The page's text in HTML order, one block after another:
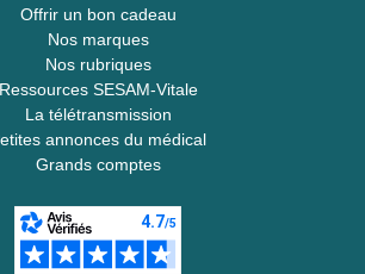
Offrir un bon cadeau
Nos marques
Nos rubriques
Ressources SESAM-Vitale
La télétransmission
annonces du médical
Grands comptes